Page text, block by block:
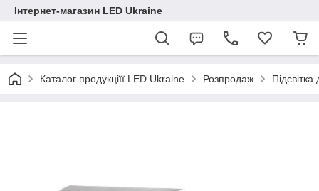
Інтернет-магазин LED Ukraine
Каталог продукціїї LED Ukraine Розпродаж